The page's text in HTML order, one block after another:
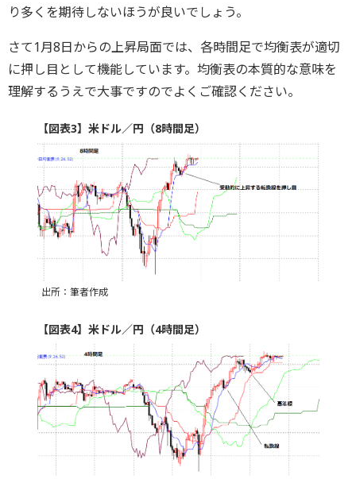
り多くを期待しないほうが良いでしょう。
さて1月8日からの上昇局面では、各時間足で均衡表が適切
に押し目として機能しています。均衡表の本質的な意味を
理解するうえで大事ですのでよくご確認ください。
【図表3】米ドル／円（8時間足）
出所：筆者作成
【図表4】米ドル／円（4時間足）